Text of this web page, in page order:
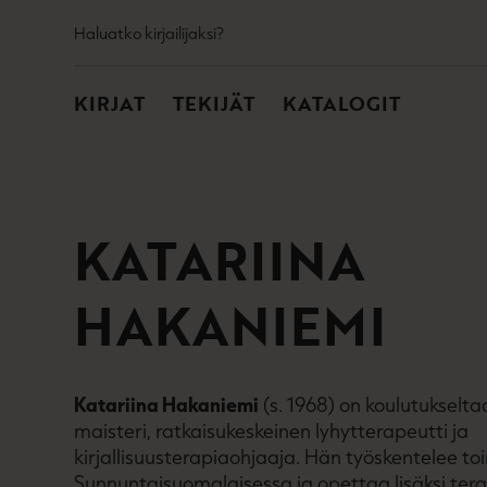
sisältöönTOISSIJAINEN
Haluatko kirjailijaksi?
PÄÄVALIKKO
KIRJAT TEKIJÄT KATALOGIT
KATARIINA
HAKANIEMI
Katariina Hakaniemi (s. 1968) on
maisteri, ratkaisukeskeinen lyhytterapeutti ja
kirjallisuusterapiaohjaaja. Hän työskentelee